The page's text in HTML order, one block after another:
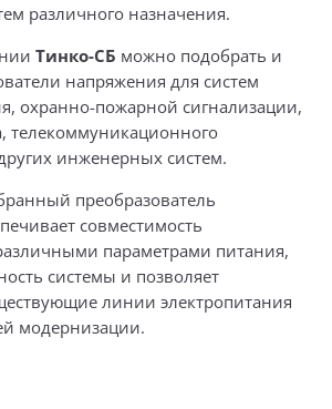
различного назначения.
Тинко-СБ можно подобрать и
напряжения для систем
охранно-пожарной сигнализации,
телекоммуникационного
инженерных систем.
преобразователь
совместимость
параметрами питания,
системы и позволяет
линии электропитания
модернизации.